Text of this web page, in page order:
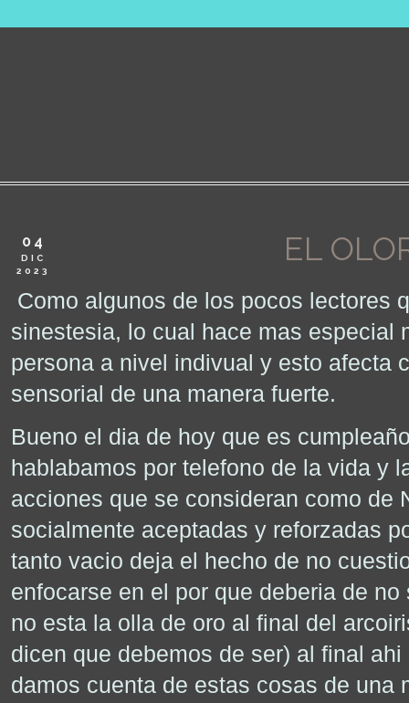
04
DIC
2023
EL
Como algunos de los pocos lectores
sinestesia, lo cual hace mas especial
persona a nivel indivual y esto afecta
sensorial de una manera fuerte.
Bueno el dia de hoy que es
hablabamos por telefono de la vida y
acciones que se consideran como de
socialmente aceptadas y reforzadas
tanto vacio deja el hecho de no
enfocarse en el por que deberia de
no esta la olla de oro al final del
dicen que debemos de ser) al final
damos cuenta de estas cosas de una